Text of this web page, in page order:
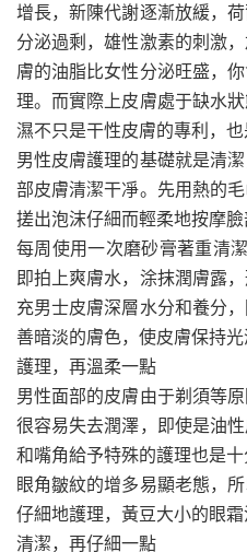
增長，新陳代謝逐漸放緩，
分泌過剩，雄性激素的刺激
膚的油脂比女性分泌旺盛，
理。而實際上皮膚處于缺水
濕不只是干性皮膚的專利，也
男性皮膚護理的基礎就是清
部皮膚清潔干凈。先用熱的
搓出泡沫仔細而輕柔地按摩臉
每周使用一次磨砂膏著重清
即拍上爽膚水，涂抹潤膚露
充男士皮膚深層水分和養分
善暗淡的膚色，使皮膚保持光
護理，再溫柔一點
男性面部的皮膚由于剃須等
很容易失去潤澤，即使是油
和嘴角給予特殊的護理也是十
眼角皺紋的增多易顯老態，
仔細地護理，黃豆大小的眼霜
清潔，再仔細一點